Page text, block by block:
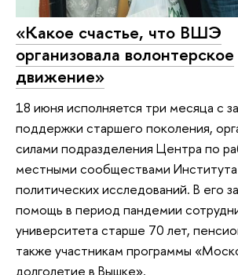
«Какое счастье, что ВШЭ
организовала волонтерское
движение»
18 июня исполняется три месяца с
поддержки старшего поколения,
силами подразделения Центра по
местными сообществами
политических исследований. В его
помощь в период пандемии
университета старше 70 лет,
также участникам программы
долголетие в Вышке».